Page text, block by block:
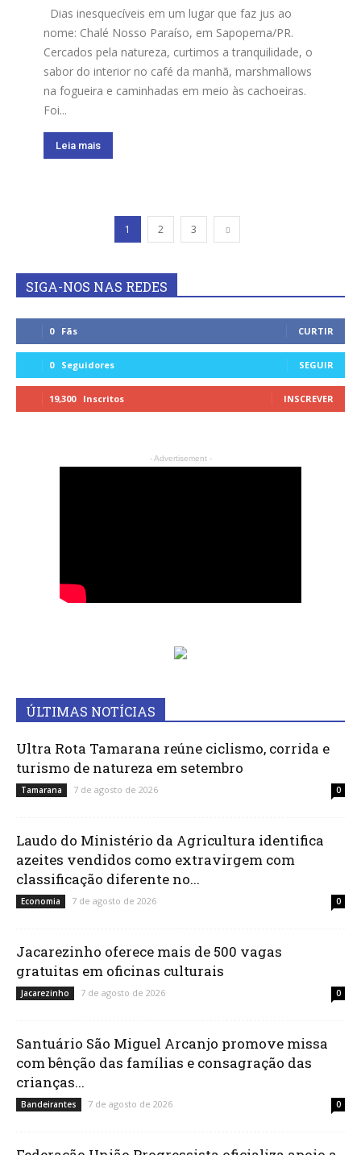
Dias inesquecíveis em um lugar que faz jus ao
nome: Chalé Nosso Paraíso, em Sapopema/PR.
Cercados pela natureza, curtimos a tranquilidade, o
sabor do interior no café da manhã, marshmallows
na fogueira e caminhadas em meio às cachoeiras.
Foi...
Leia mais
1 2 3
SIGA-NOS NAS REDES
0 Fãs CURTIR
0 Seguidores SEGUIR
19,300 Inscritos INSCREVER
- Advertisement -
ÚLTIMAS NOTÍCIAS
Ultra Rota Tamarana reúne ciclismo, corrida e
turismo de natureza em setembro
Tamarana 7 de agosto de 2026 0
Laudo do Ministério da Agricultura identifica
azeites vendidos como extravirgem com
classificação diferente no...
Economia 7 de agosto de 2026 0
Jacarezinho oferece mais de 500 vagas
gratuitas em oficinas culturais
Jacarezinho 7 de agosto de 2026 0
Santuário São Miguel Arcanjo promove missa
com bênção das famílias e consagração das
crianças...
Bandeirantes 7 de agosto de 2026 0